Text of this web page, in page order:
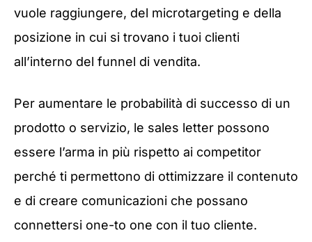
vuole raggiungere, del microtargeting e della
posizione in cui si trovano i tuoi clienti
all’interno del funnel di vendita.
Per aumentare le probabilità di successo di un
prodotto o servizio, le sales letter possono
essere l’arma in più rispetto ai competitor
perché ti permettono di ottimizzare il contenuto
e di creare comunicazioni che possano
connettersi one-to one con il tuo cliente.